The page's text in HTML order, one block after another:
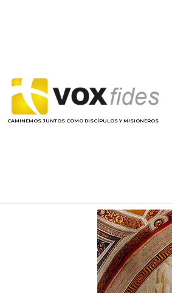
CAMINEMOS JUNTOS COMO DISCÍPULOS Y MISIONEROS